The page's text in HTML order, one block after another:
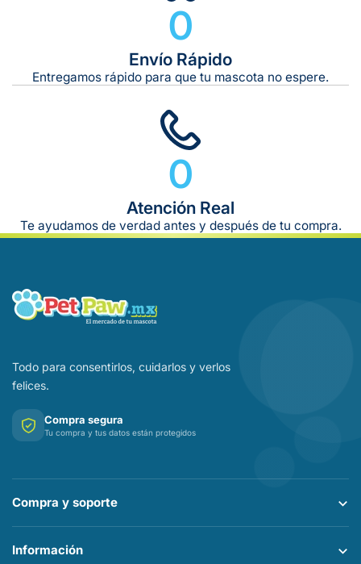
0
Envío Rápido
Entregamos rápido para que tu mascota no espere.
0
Atención Real
Te ayudamos de verdad antes y después de tu compra.
Todo para consentirlos, cuidarlos y verlos
felices.
Compra segura
Tu compra y tus datos están protegidos
Compra y soporte
Información